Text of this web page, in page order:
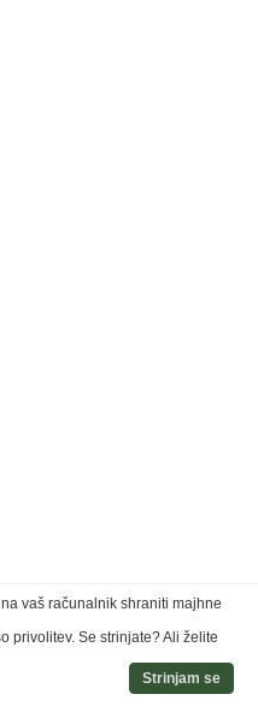
vaš računalnik shraniti majhne
privolitev. Se strinjate? Ali želite
Strinjam se